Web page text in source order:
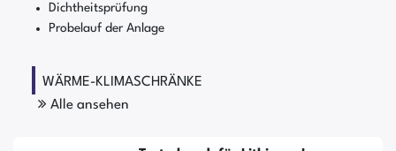
Dichtheitsprüfung
Probelauf der Anlage
WÄRME-KLIMASCHRÄNKE
Alle ansehen